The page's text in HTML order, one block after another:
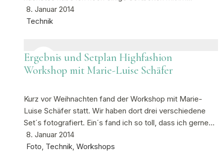
8. Januar 2014
Technik
Ergebnis und Setplan Highfashion
Workshop mit Marie-Luise Schäfer
Kurz vor Weihnachten fand der Workshop mit Marie-
Luise Schäfer statt. Wir haben dort drei verschiedene
Set´s fotografiert. Ein´s fand ich so toll, dass ich gerne…
8. Januar 2014
Foto, Technik, Workshops